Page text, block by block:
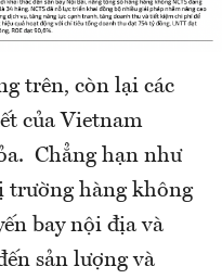
trên, còn lại các
của Vietnam
Chẳng hạn như
trường hàng không
bay nội địa và
sản lượng và